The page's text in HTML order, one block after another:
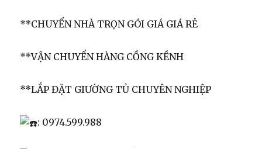
**CHUYỂN NHÀ TRỌN GÓI GIÁ GIÁ RẺ
**VẬN CHUYỂN HÀNG CỒNG KỀNH
**LẮP ĐẶT GIƯỜNG TỦ CHUYÊN NGHIỆP
: 0974.599.988